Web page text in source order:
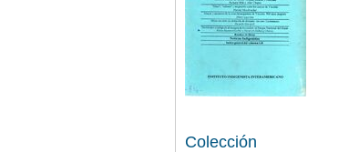
Colección